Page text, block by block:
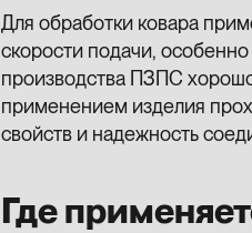
Для обработки ковара
скорости подачи,
производства ПЗПС
применением изделия
свойств и надежность
Где